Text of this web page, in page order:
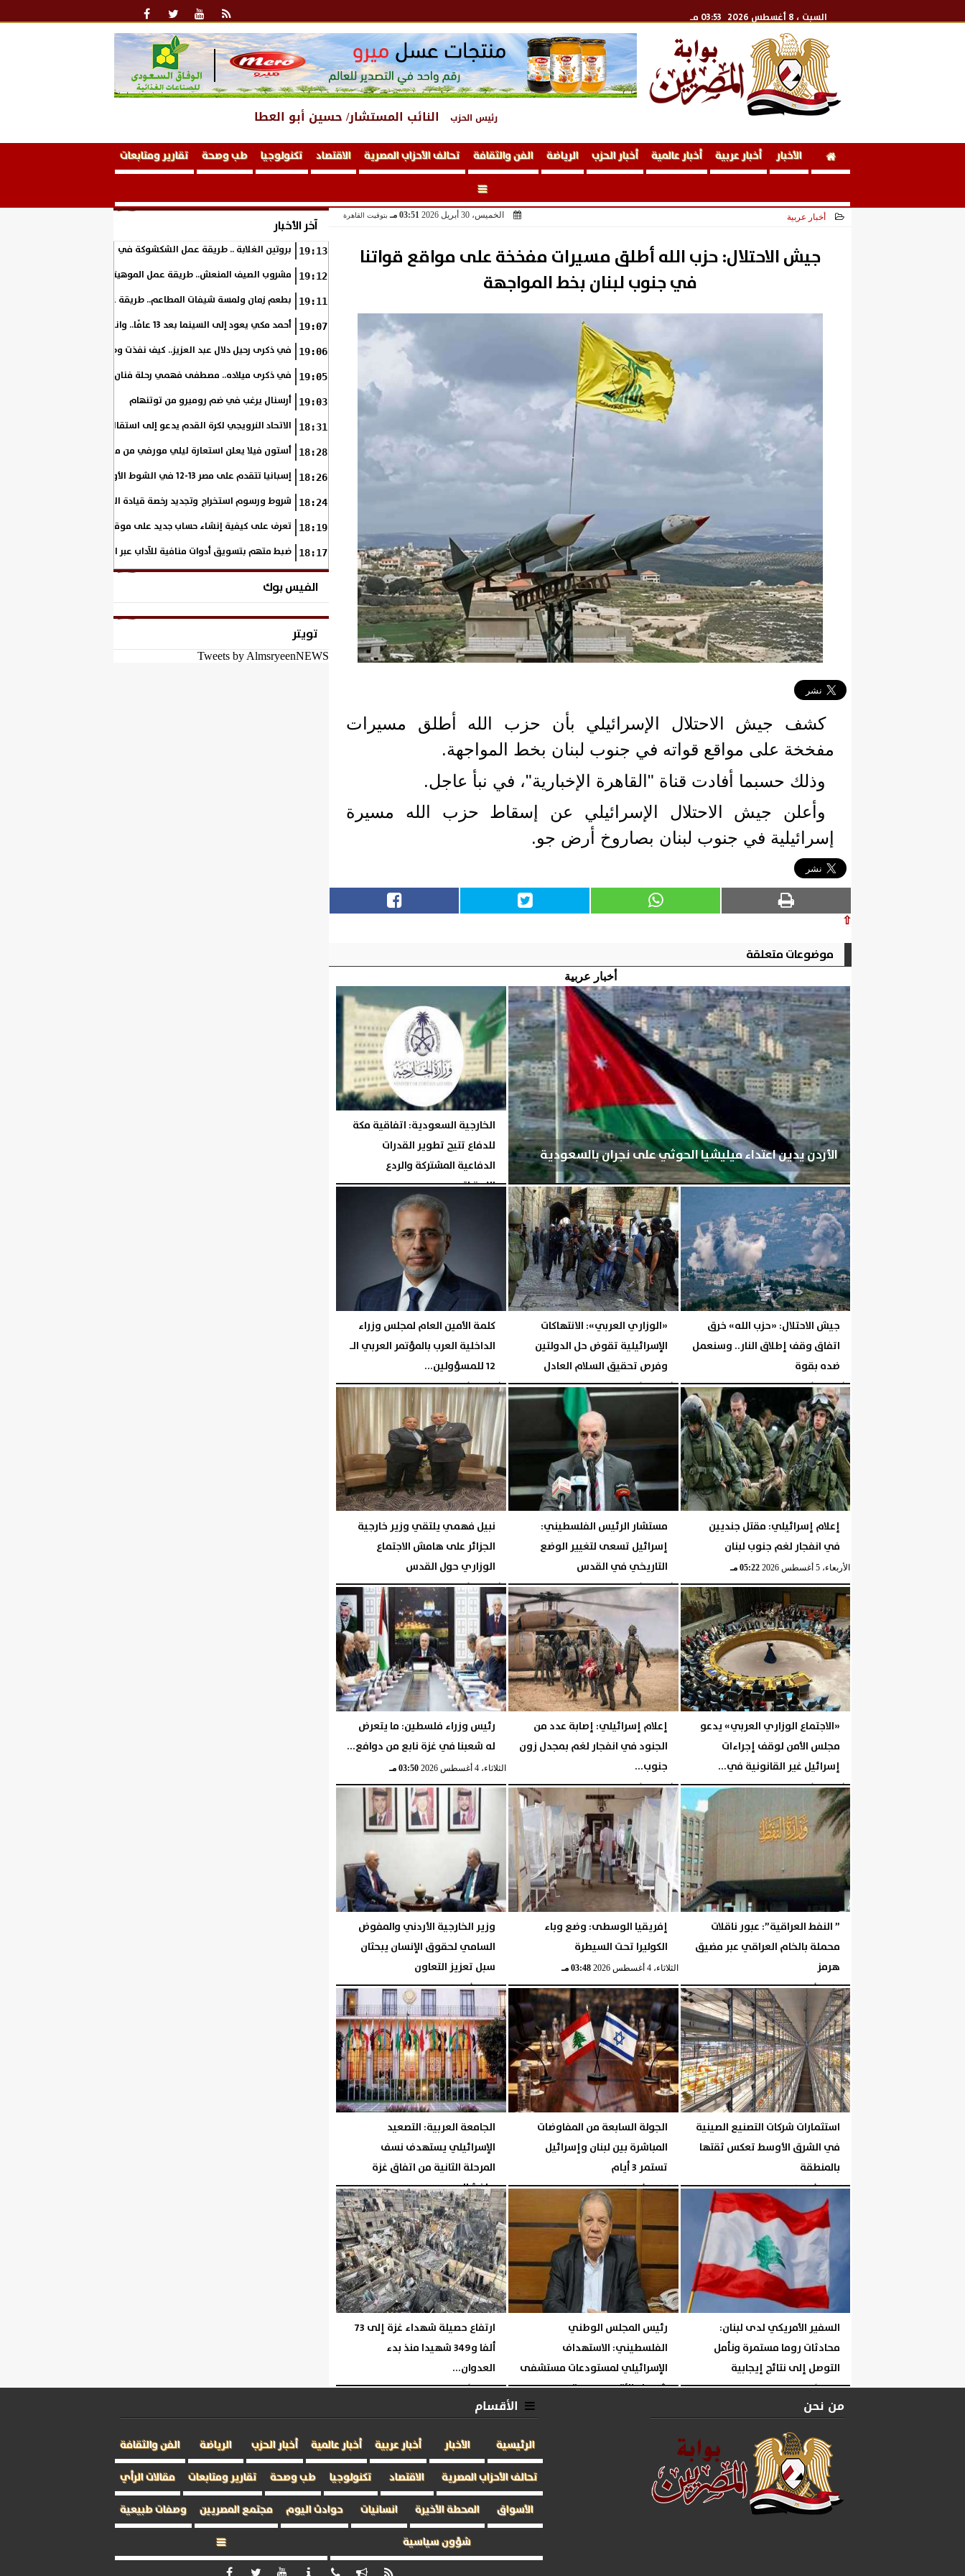
السبت ، 8 أغسطس 2026 03:53 مـ
رئيس الحزب النائب المستشار/ حسين أبو العطا
الأخبار أخبار عربية أخبار عالمية أخبار الحزب الرياضة الفن والثقافة تحالف الأحزاب المصرية الاقتصاد تكنولوجيا طب وصحة تقارير ومتابعات
أخبار عربية الخميس، 30 أبريل 2026 03:51 مـ بتوقيت القاهرة
جيش الاحتلال: حزب الله أطلق مسيرات مفخخة على مواقع قواتنا
في جنوب لبنان بخط المواجهة
كشف جيش الاحتلال الإسرائيلي بأن حزب الله أطلق مسيرات
مفخخة على مواقع قواته في جنوب لبنان بخط المواجهة.
وذلك حسبما أفادت قناة "القاهرة الإخبارية"، في نبأ عاجل.
وأعلن جيش الاحتلال الإسرائيلي عن إسقاط حزب الله مسيرة
إسرائيلية في جنوب لبنان بصاروخ أرض جو.
⇧
موضوعات متعلقة
أخبار عربية
الأردن يدين اعتداء ميليشيا الحوثي على نجران بالسعودية
الجمعة، 7 أغسطس 2026 05:46 مـ
الخارجية السعودية: اتفاقية مكة
للدفاع تتيح تطوير القدرات
الدفاعية المشتركة والردع
الاستراتيجي...
05:29 مـ
جيش الاحتلال: «حزب الله» خرق
اتفاق وقف إطلاق النار.. وسنعمل
ضده بقوة
الأربعاء، 5 أغسطس 2026 06:17 مـ
«الوزاري العربي»: الانتهاكات
الإسرائيلية تقوض حل الدولتين
وفرص تحقيق السلام العادل
الأربعاء، 5 أغسطس 2026 05:28 مـ
كلمة الأمين العام لمجلس وزراء
الداخلية العرب بالمؤتمر العربي الـ
12 للمسؤولين...
الأربعاء، 5 أغسطس 2026 05:23 مـ
إعلام إسرائيلي: مقتل جنديين
في انفجار لغم جنوب لبنان
الأربعاء، 5 أغسطس 2026 05:22 مـ
مستشار الرئيس الفلسطيني:
إسرائيل تسعى لتغيير الوضع
التاريخي في القدس
الأربعاء، 5 أغسطس 2026 05:20 مـ
نبيل فهمي يلتقي وزير خارجية
الجزائر على هامش الاجتماع
الوزاري حول القدس
الأربعاء، 5 أغسطس 2026 05:19 مـ
«الاجتماع الوزاري العربي» يدعو
مجلس الأمن لوقف إجراءات
إسرائيل غير القانونية في...
الأربعاء، 5 أغسطس 2026 05:17 مـ
إعلام إسرائيلي: إصابة عدد من
الجنود في انفجار لغم بمجدل زون
جنوب...
الأربعاء، 5 أغسطس 2026 05:15 مـ
رئيس وزراء فلسطين: ما يتعرض
له شعبنا في غزة نابع من دوافع...
الثلاثاء، 4 أغسطس 2026 03:50 مـ
” النفط العراقية”: عبور ناقلات
محملة بالخام العراقي عبر مضيق
هرمز
الثلاثاء، 4 أغسطس 2026 03:49 مـ
إفريقيا الوسطى: وضع وباء
الكوليرا تحت السيطرة
الثلاثاء، 4 أغسطس 2026 03:48 مـ
وزير الخارجية الأردني والمفوض
السامي لحقوق الإنسان يبحثان
سبل تعزيز التعاون
الثلاثاء، 4 أغسطس 2026 03:48 مـ
استثمارات شركات التصنيع الصينية
في الشرق الأوسط تعكس ثقتها
بالمنطقة
الثلاثاء، 4 أغسطس 2026 03:47 مـ
الجولة السابعة من المفاوضات
المباشرة بين لبنان وإسرائيل
تستمر 3 أيام
الثلاثاء، 4 أغسطس 2026 03:46 مـ
الجامعة العربية: التصعيد
الإسرائيلي يستهدف نسف
المرحلة الثانية من اتفاق غزة
وإفشال...
الثلاثاء، 4 أغسطس 2026 03:33 مـ
السفير الأمريكي لدى لبنان:
محادثات روما مستمرة ونأمل
التوصل إلى نتائج إيجابية
الإثنين، 3 أغسطس 2026 06:11 مـ
رئيس المجلس الوطني
الفلسطيني: الاستهداف
الإسرائيلي لمستودعات مستشفى
شهداء الأقصى جريمة حرب...
ارتفاع حصيلة شهداء غزة إلى 73
ألفا و349 شهيدا منذ بدء
العدوان...
السبت، 1 أغسطس 2026 05:44 مـ
آخر الأخبار
19:13 بروتين الغلابة .. طريقة عمل الشكشوكة في المنزل
19:12 مشروب الصيف المنعش.. طريقة عمل الموهيتو بالفراولة في المنزل بطعم
19:11 بطعم زمان ولمسة شيفات المطاعم.. طريقة عمل الكوسة بالبشاميل في
19:07 أحمد مكي يعود إلى السينما بعد 13 عامًا.. وانطلاق تصوير «فرصة سعيدة»
19:06 في ذكرى رحيل دلال عبد العزيز.. كيف نفذت وصية والدتها على مدار
19:05 في ذكرى ميلاده.. مصطفى فهمي رحلة فنان بدأ من خلف الكاميرا وانتهى
19:03 أرسنال يرغب في ضم روميرو من توتنهام
18:31 الاتحاد النرويجي لكرة القدم يدعو إلى استقالة جاني إنفانتينو
18:28 أستون فيلا يعلن استعارة ليلي مورفي من مانشستر سيتي
18:26 إسبانيا تتقدم على مصر 13-12 في الشوط الأول.. وناشئات الفراعنة يواصلن حلم بلوغ نهائي مونديال اليد
18:24 شروط ورسوم استخراج وتجديد رخصة قيادة الدراجة النارية
18:19 تعرف على كيفية إنشاء حساب جديد على موقع وزارة الداخلية المصرية
18:17 ضبط متهم بتسويق أدوات منافية للآداب عبر السوشيال ميديا
الفيس بوك
تويتر
Tweets by AlmsryeenNEWS
من نحن الأقسام
الرئيسية الأخبار أخبار عربية أخبار عالمية أخبار الحزب الرياضة
الفن والثقافة
تحالف الأحزاب المصرية
الاقتصاد تكنولوجيا طب وصحة تقارير ومتابعات
مقالات الرأي
الأسواق
المحطة الأخيرة انسانيات حوادث اليوم مجتمع المصريين
وصفات طبيعية
شؤون سياسية